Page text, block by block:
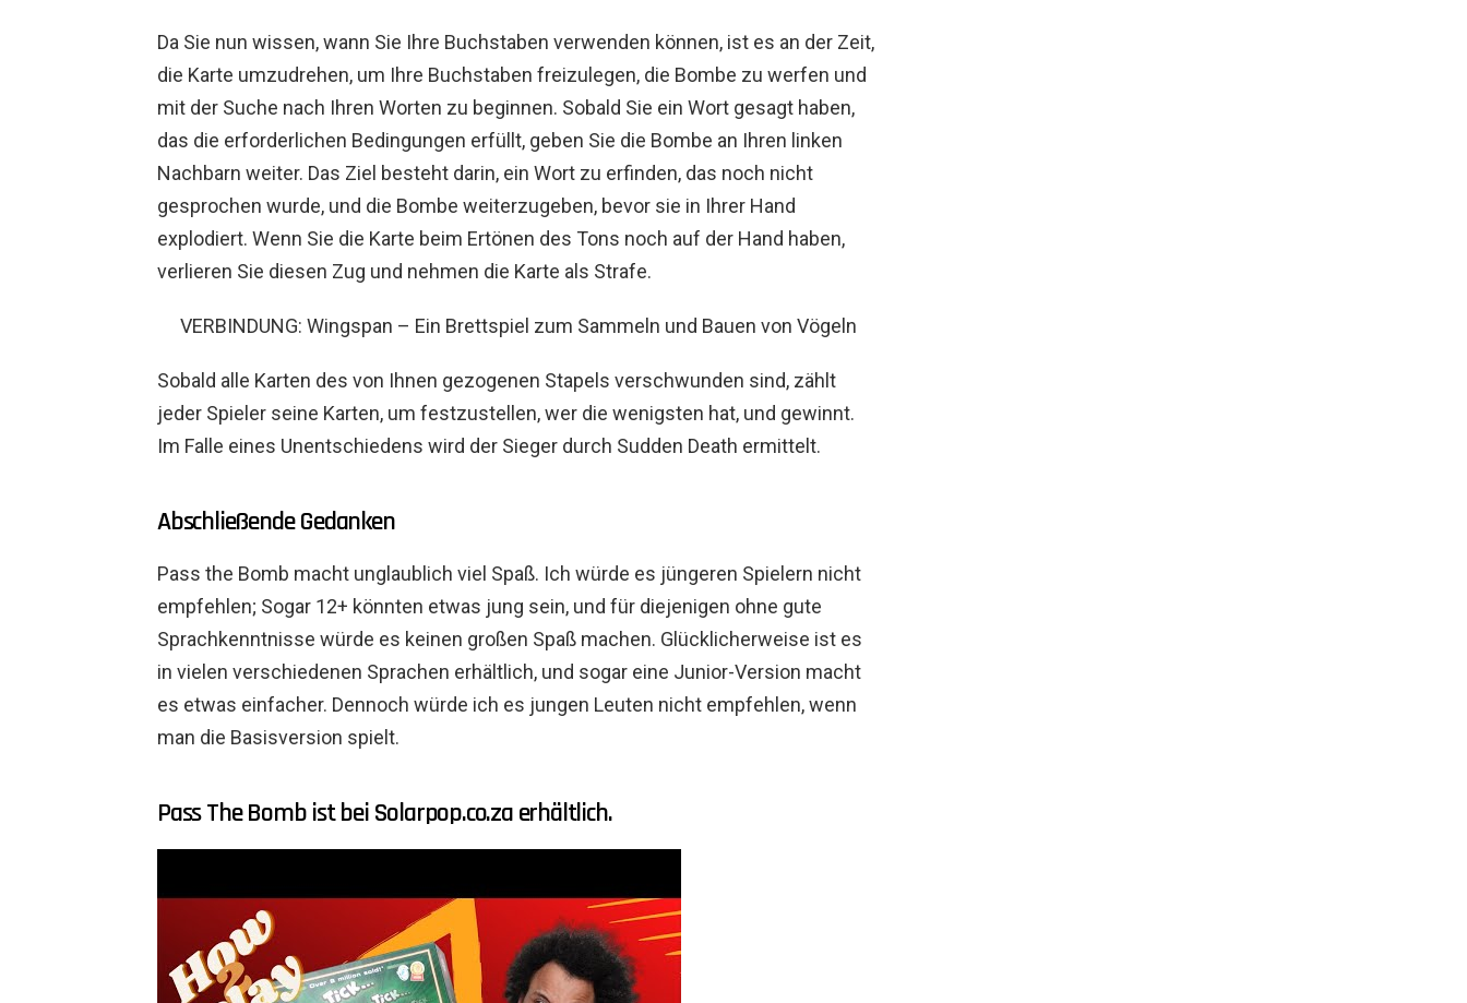
Da Sie nun wissen, wann Sie Ihre Buchstaben verwenden können, ist es an der Zeit,
die Karte umzudrehen, um Ihre Buchstaben freizulegen, die Bombe zu werfen und
mit der Suche nach Ihren Worten zu beginnen. Sobald Sie ein Wort gesagt haben,
das die erforderlichen Bedingungen erfüllt, geben Sie die Bombe an Ihren linken
Nachbarn weiter. Das Ziel besteht darin, ein Wort zu erfinden, das noch nicht
gesprochen wurde, und die Bombe weiterzugeben, bevor sie in Ihrer Hand
explodiert. Wenn Sie die Karte beim Ertönen des Tons noch auf der Hand haben,
verlieren Sie diesen Zug und nehmen die Karte als Strafe.
VERBINDUNG: Wingspan – Ein Brettspiel zum Sammeln und Bauen von Vögeln
Sobald alle Karten des von Ihnen gezogenen Stapels verschwunden sind, zählt
jeder Spieler seine Karten, um festzustellen, wer die wenigsten hat, und gewinnt.
Im Falle eines Unentschiedens wird der Sieger durch Sudden Death ermittelt.
Abschließende Gedanken
Pass the Bomb macht unglaublich viel Spaß. Ich würde es jüngeren Spielern nicht
empfehlen; Sogar 12+ könnten etwas jung sein, und für diejenigen ohne gute
Sprachkenntnisse würde es keinen großen Spaß machen. Glücklicherweise ist es
in vielen verschiedenen Sprachen erhältlich, und sogar eine Junior-Version macht
es etwas einfacher. Dennoch würde ich es jungen Leuten nicht empfehlen, wenn
man die Basisversion spielt.
Pass The Bomb ist bei Solarpop.co.za erhältlich.